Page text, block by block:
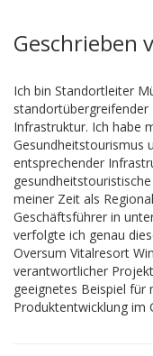
Geschrieben
Ich bin Standortleiter
Infrastruktur. Ich habe
Gesundheitstourismus
entsprechender
meiner Zeit als
Geschäftsführer in
verfolgte ich genau
Oversum Vitalresort
verantwortlicher
geeignetes Beispiel für
Produktentwicklung im